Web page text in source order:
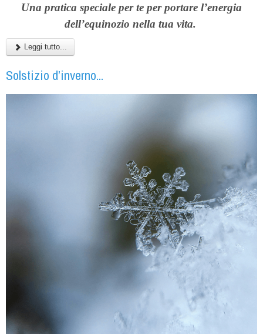
Una pratica speciale per te per portare l’energia
dell’equinozio nella tua vita.
Leggi tutto...
Solstizio d’inverno...